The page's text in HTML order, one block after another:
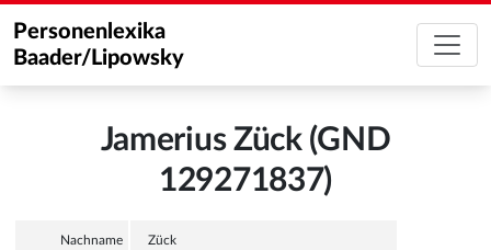
Personenlexika
Baader/Lipowsky
Jamerius Zück (GND
129271837)
Nachname Zück